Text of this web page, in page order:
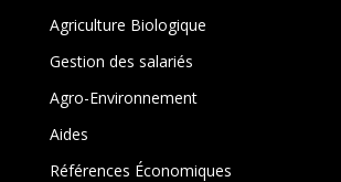
Agriculture Biologique
Gestion des salariés
Agro-Environnement
Aides
Références Économiques